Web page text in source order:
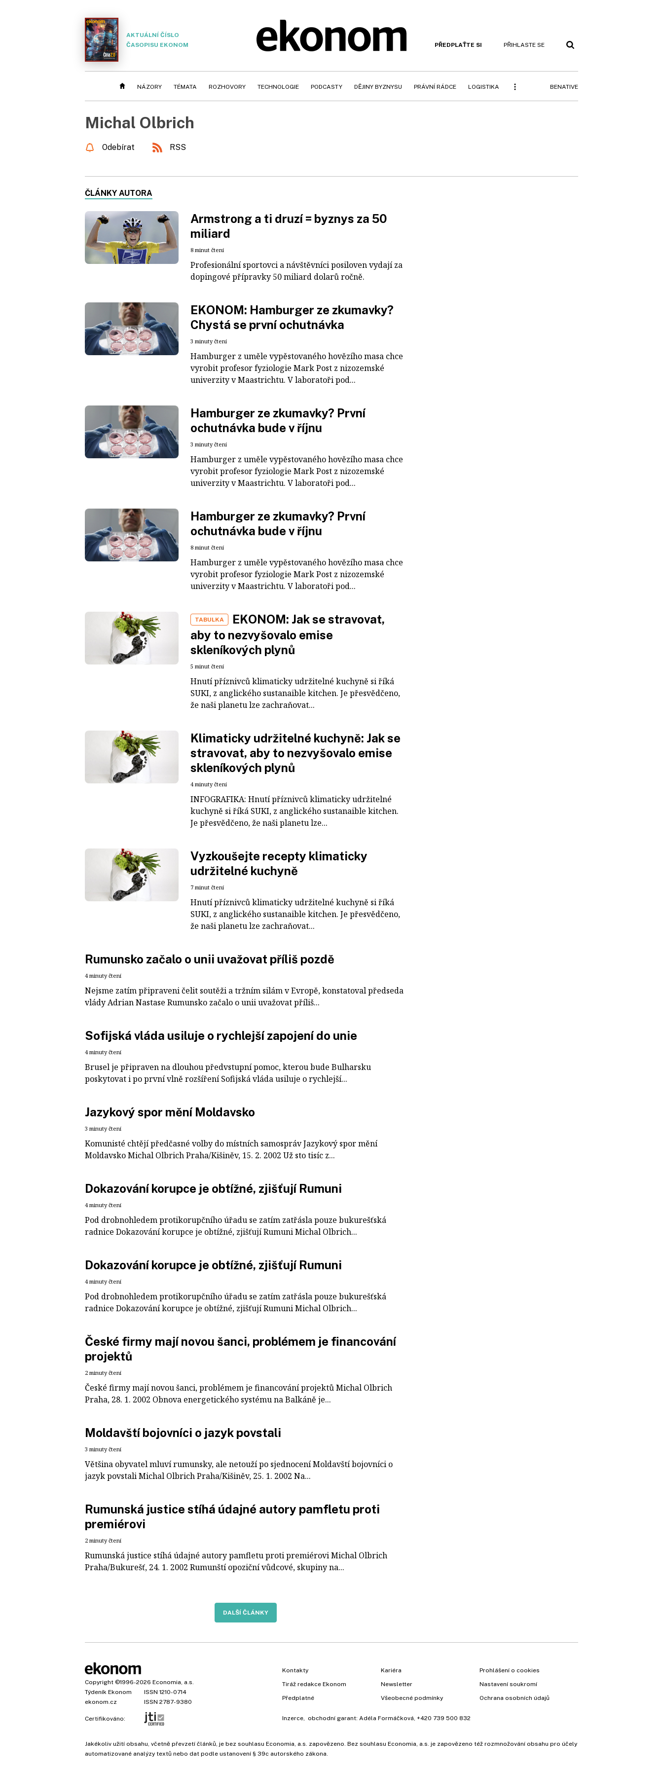
AKTUÁLNÍ ČÍSLO
ČASOPISU EKONOM
PŘEDPLAŤTE SI PŘIHLASTE SE
NÁZORY TÉMATA ROZHOVORY TECHNOLOGIE PODCASTY DĚJINY BYZNYSU PRÁVNÍ RÁDCE LOGISTIKA BENATIVE
Michal Olbrich
Odebírat RSS
ČLÁNKY AUTORA
Armstrong a ti druzí = byznys za 50
miliard
8 minut čtení
Profesionální sportovci a návštěvníci posiloven vydají za
dopingové přípravky 50 miliard dolarů ročně.
EKONOM: Hamburger ze zkumavky?
Chystá se první ochutnávka
3 minuty čtení
Hamburger z uměle vypěstovaného hovězího masa chce
vyrobit profesor fyziologie Mark Post z nizozemské
univerzity v Maastrichtu. V laboratoři pod...
Hamburger ze zkumavky? První
ochutnávka bude v říjnu
3 minuty čtení
Hamburger z uměle vypěstovaného hovězího masa chce
vyrobit profesor fyziologie Mark Post z nizozemské
univerzity v Maastrichtu. V laboratoři pod...
Hamburger ze zkumavky? První
ochutnávka bude v říjnu
8 minut čtení
Hamburger z uměle vypěstovaného hovězího masa chce
vyrobit profesor fyziologie Mark Post z nizozemské
univerzity v Maastrichtu. V laboratoři pod...
TABULKA
EKONOM: Jak se stravovat,
aby to nezvyšovalo emise
skleníkových plynů
5 minut čtení
Hnutí příznivců klimaticky udržitelné kuchyně si říká
SUKI, z anglického sustanaible kitchen. Je přesvědčeno,
že naši planetu lze zachraňovat...
Klimaticky udržitelné kuchyně: Jak se
stravovat, aby to nezvyšovalo emise
skleníkových plynů
4 minuty čtení
INFOGRAFIKA: Hnutí příznivců klimaticky udržitelné
kuchyně si říká SUKI, z anglického sustanaible kitchen.
Je přesvědčeno, že naši planetu lze...
Vyzkoušejte recepty klimaticky
udržitelné kuchyně
7 minut čtení
Hnutí příznivců klimaticky udržitelné kuchyně si říká
SUKI, z anglického sustanaible kitchen. Je přesvědčeno,
že naši planetu lze zachraňovat...
Rumunsko začalo o unii uvažovat příliš pozdě
4 minuty čtení
Nejsme zatím připraveni čelit soutěži a tržním silám v Evropě, konstatoval předseda
vlády Adrian Nastase Rumunsko začalo o unii uvažovat příliš...
Sofijská vláda usiluje o rychlejší zapojení do unie
4 minuty čtení
Brusel je připraven na dlouhou předvstupní pomoc, kterou bude Bulharsku
poskytovat i po první vlně rozšíření Sofijská vláda usiluje o rychlejší...
Jazykový spor mění Moldavsko
3 minuty čtení
Komunisté chtějí předčasné volby do místních samospráv Jazykový spor mění
Moldavsko Michal Olbrich Praha/Kišiněv, 15. 2. 2002 Už sto tisíc z...
Dokazování korupce je obtížné, zjišťují Rumuni
4 minuty čtení
Pod drobnohledem protikorupčního úřadu se zatím zatřásla pouze bukurešťská
radnice Dokazování korupce je obtížné, zjišťují Rumuni Michal Olbrich...
Dokazování korupce je obtížné, zjišťují Rumuni
4 minuty čtení
Pod drobnohledem protikorupčního úřadu se zatím zatřásla pouze bukurešťská
radnice Dokazování korupce je obtížné, zjišťují Rumuni Michal Olbrich...
České firmy mají novou šanci, problémem je financování
projektů
2 minuty čtení
České firmy mají novou šanci, problémem je financování projektů Michal Olbrich
Praha, 28. 1. 2002 Obnova energetického systému na Balkáně je...
Moldavští bojovníci o jazyk povstali
3 minuty čtení
Většina obyvatel mluví rumunsky, ale netouží po sjednocení Moldavští bojovníci o
jazyk povstali Michal Olbrich Praha/Kišiněv, 25. 1. 2002 Na...
Rumunská justice stíhá údajné autory pamfletu proti
premiérovi
2 minuty čtení
Rumunská justice stíhá údajné autory pamfletu proti premiérovi Michal Olbrich
Praha/Bukurešť, 24. 1. 2002 Rumunští opoziční vůdcové, skupiny na...
DALŠÍ ČLÁNKY
Copyright ©1996-2026 Economia, a.s.
Týdeník Ekonom
ISSN 1210-0714
ekonom.cz
ISSN 2787-9380
Certifikováno:
Kontakty
Tiráž redakce Ekonom
Předplatné
Kariéra
Newsletter
Všeobecné podmínky
Prohlášení o cookies
Nastavení soukromí
Ochrana osobních údajů
Inzerce , obchodní garant: Adéla Formáčková +420 739 500 832
Jakékoliv užití obsahu, včetně převzetí článků, je bez souhlasu Economia, a.s. zapovězeno. Bez souhlasu Economia, a.s. je zapovězeno též rozmnožování obsahu pro účely
automatizované analýzy textů nebo dat podle ustanovení § 39c autorského zákona.